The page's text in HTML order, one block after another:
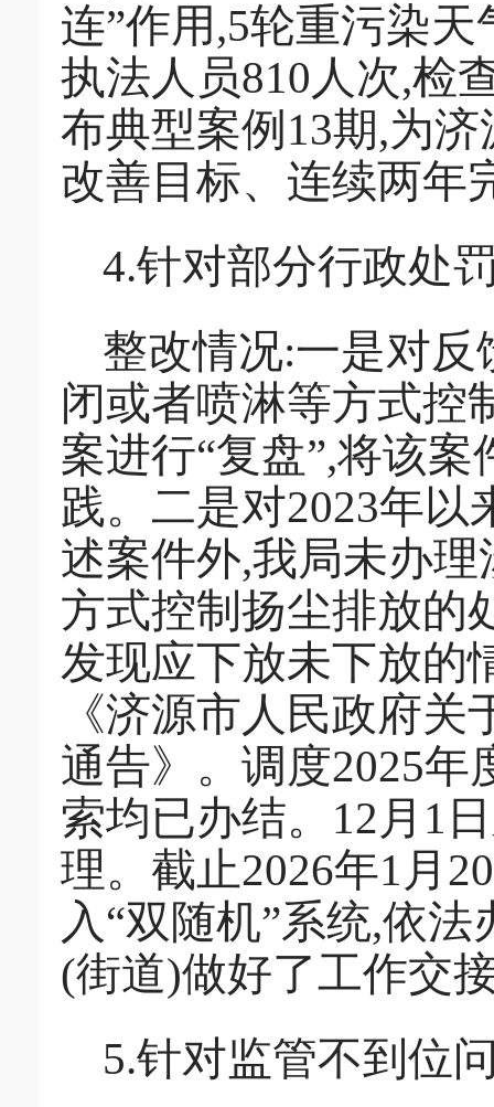
连”作用,5轮重污染
执法人员810人次,检
布典型案例13期,为
改善目标、连续两年
4.针对部分行政处
整改情况:一是对
闭或者喷淋等方式控
案进行“复盘”,将该
践。二是对2023年
述案件外,我局未办
方式控制扬尘排放的
发现应下放未下放的
《济源市人民政府
通告》。调度2025年
索均已办结。12月1
理。截止2026年1月
入“双随机”系统,依
(街道)做好了工作交
5.针对监管不到位